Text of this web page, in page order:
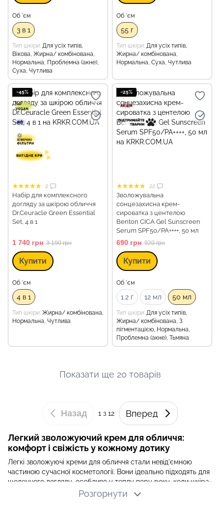
Об `єм
3 в 1
Тип шкіри Для усіх типів,
Вікова, Жирна/ комбінована,
Нормальна, Проблемна (акне),
Суха, Чутлива
Об `єм
55 г
Тип шкіри Для усіх типів,
Жирна/ комбінована,
Нормальна, Суха, Чутлива
−45%
2
Набір для комплексного
догляду за шкірою обличчя
Dr.Ceuracle Green Essential
Set, 4 в 1
1 740 грн 3 190 грн
Купити
Об `єм
4 в 1
Тип шкіри Жирна/ комбінована,
Нормальна, Чутлива
−25%
22
Зволожувальна
сонцезахисна крем-
сироватка з центелою
Benton CICA Gel Sunscreen
Serum SPF50/PA++++, 50 мл
690 грн 920 грн
Купити
Об `єм
1.2 г 12 мл 50 мл
Тип шкіри Для усіх типів,
Жирна/ комбінована, З
пігментацією, Нормальна,
Проблемна (акне), Тьмяна
Показати ще 20 товарів
Назад 1 з 12 Вперед
Легкий зволожуючий крем для обличчя:
комфорт і свіжість у кожному дотику
Легкі зволожуючі креми для обличчя стали невід'ємною
частиною сучасної косметології. Вони ідеально підходять для
щоденного догляду, особливо у теплу пору року, коли шкіра
потребує підтримки гідробалансу без обтяження. Інтернет-
пропонує широкий асортимент легких
Розгорнути